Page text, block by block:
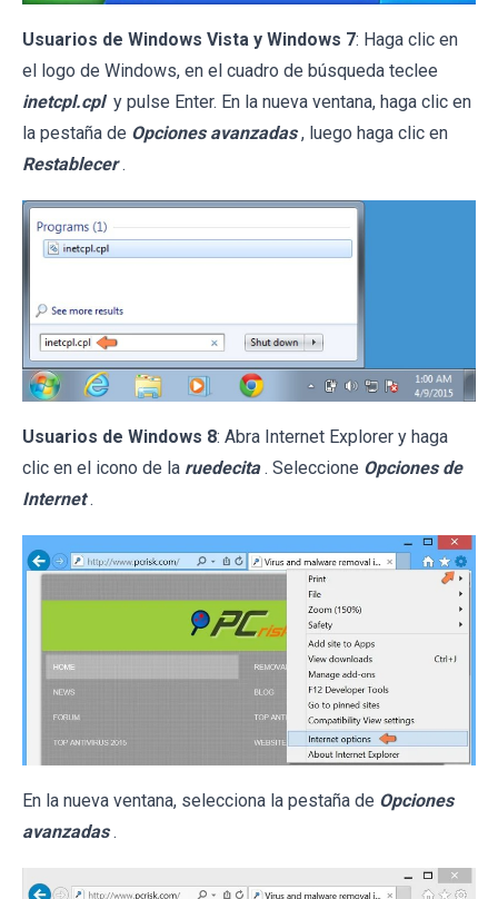
Usuarios de Windows Vista y Windows 7: Haga clic en
el logo de Windows, en el cuadro de búsqueda teclee
inetcpl.cpl y pulse Enter. En la nueva ventana, haga clic en
la pestaña de Opciones avanzadas , luego haga clic en
Restablecer .
Usuarios de Windows 8: Abra Internet Explorer y haga
clic en el icono de la ruedecita . Seleccione Opciones de
Internet .
En la nueva ventana, selecciona la pestaña de Opciones
avanzadas .